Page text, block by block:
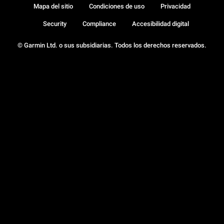
© Garmin Ltd. o sus subsidiarias. Todos los derechos reservados.
Mapa del sitio Condiciones de uso Privacidad
Security Compliance Accesibilidad digital